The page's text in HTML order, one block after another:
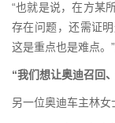
“也就是说，在方某
存在问题，还需证
这是重点也是难点。”
“我们想让奥迪召回
另一位奥迪车主林女